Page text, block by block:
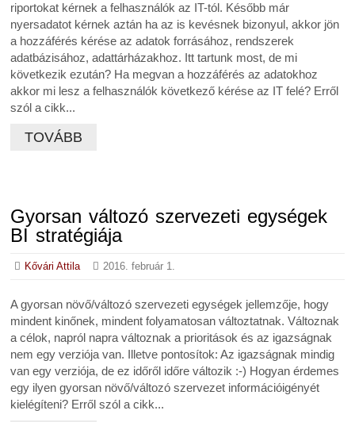
riportokat kérnek a felhasználók az IT-tól. Később már
nyersadatot kérnek aztán ha az is kevésnek bizonyul, akkor jön
a hozzáférés kérése az adatok forrásához, rendszerek
adatbázisához, adattárházakhoz. Itt tartunk most, de mi
következik ezután? Ha megvan a hozzáférés az adatokhoz
akkor mi lesz a felhasználók következő kérése az IT felé? Erről
szól a cikk...
TOVÁBB
Gyorsan változó szervezeti egységek
BI stratégiája
Kővári Attila 2016. február 1.
A gyorsan növő/változó szervezeti egységek jellemzője, hogy
mindent kinőnek, mindent folyamatosan változtatnak. Változnak
a célok, napról napra változnak a prioritások és az igazságnak
nem egy verziója van. Illetve pontosítok: Az igazságnak mindig
van egy verziója, de ez időről időre változik :-) Hogyan érdemes
egy ilyen gyorsan növő/változó szervezet információigényét
kielégíteni? Erről szól a cikk...